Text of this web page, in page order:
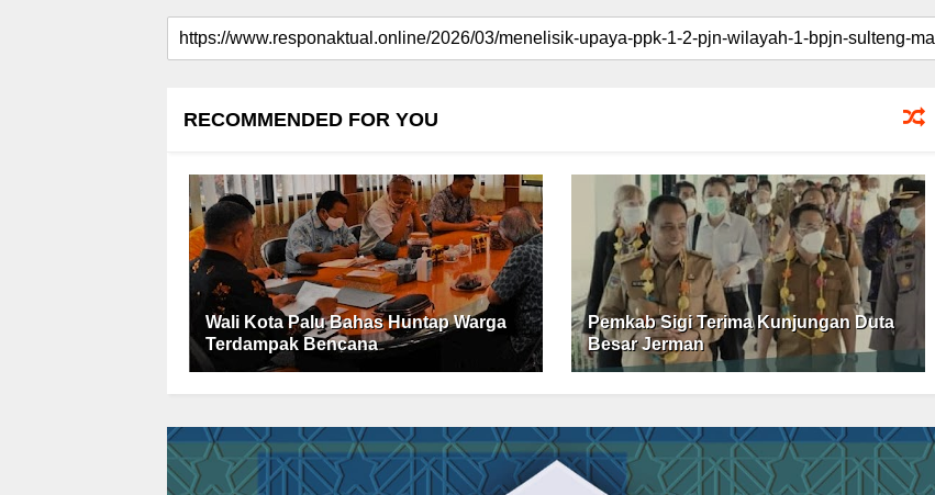
RECOMMENDED FOR YOU
Wali Kota Palu Bahas Huntap Warga
Terdampak Bencana
Pemkab Sigi Terima Kunjungan Duta
Besar Jerman